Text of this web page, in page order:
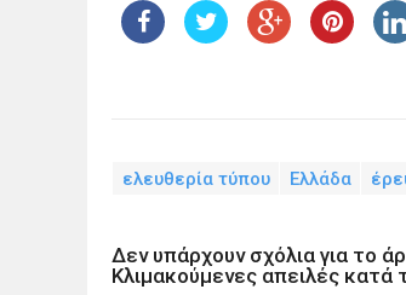
ελευθερία τύπου Ελλάδα
Δεν υπάρχουν σχόλια για το
Κλιμακούμενες απειλές